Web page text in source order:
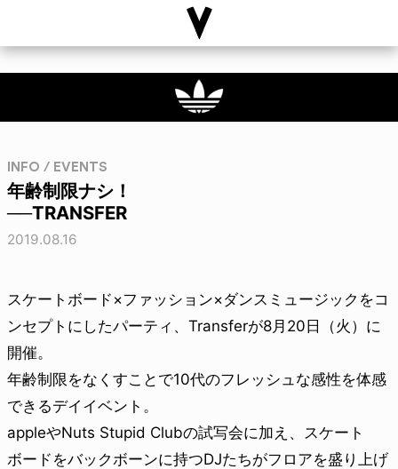
INFO / EVENTS
年齢制限ナシ！
──TRANSFER
2019.08.16
スケートボード×ファッション×ダンスミュージックをコ
ンセプトにしたパーティ、Transferが8月20日（火）に
開催。
年齢制限をなくすことで10代のフレッシュな感性を体感
できるデイイベント。
appleやNuts Stupid Clubの試写会に加え、スケート
ボードをバックボーンに持つDJたちがフロアを盛り上げ